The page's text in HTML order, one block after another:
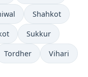
Shahkot
Sukkur
Tordher Vihari